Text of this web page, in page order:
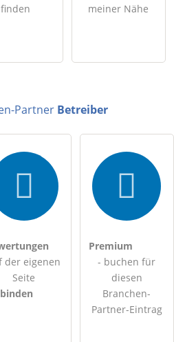
Abbrechen
öffentliche Fragen sind
finden
meiner Nähe
Partner Betreiber
der eigenen
Seite
Premium
- buchen für
diesen
Branchen-
Partner-Eintrag